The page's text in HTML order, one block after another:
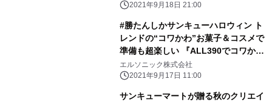
ート！
2021年9月18日 21:00
#勝たんしかサンキューハロウィン ト
レンドの“コワかわ”お菓子＆コスメで
準備も超楽しい 『ALL390でコワかわ
ハロウィン』が9月24日(金) からスタ
ート！
エルソニック株式会社
2021年9月17日 11:00
サンキューマートが贈る秋のクリエイ